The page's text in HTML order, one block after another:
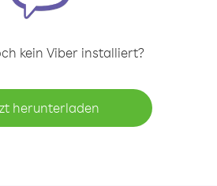
kein Viber installiert?
herunterladen